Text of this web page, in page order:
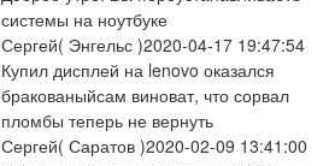
системы на ноутбуке
Сергей( Энгельс )2020-04-17 19:47:54
Купил дисплей на lenovo оказался
бракованыйсам виноват, что сорвал
пломбы теперь не вернуть
Сергей( Саратов )2020-02-09 13:41:00